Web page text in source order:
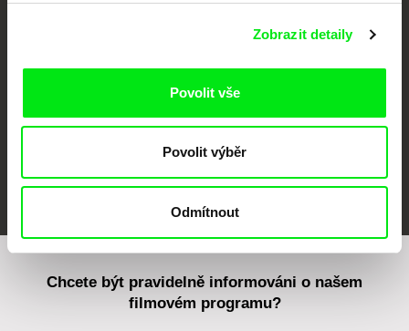
Zobrazit detaily
Povolit vše
Povolit výběr
Odmítnout
Chcete být pravidelně informováni o našem
filmovém programu?